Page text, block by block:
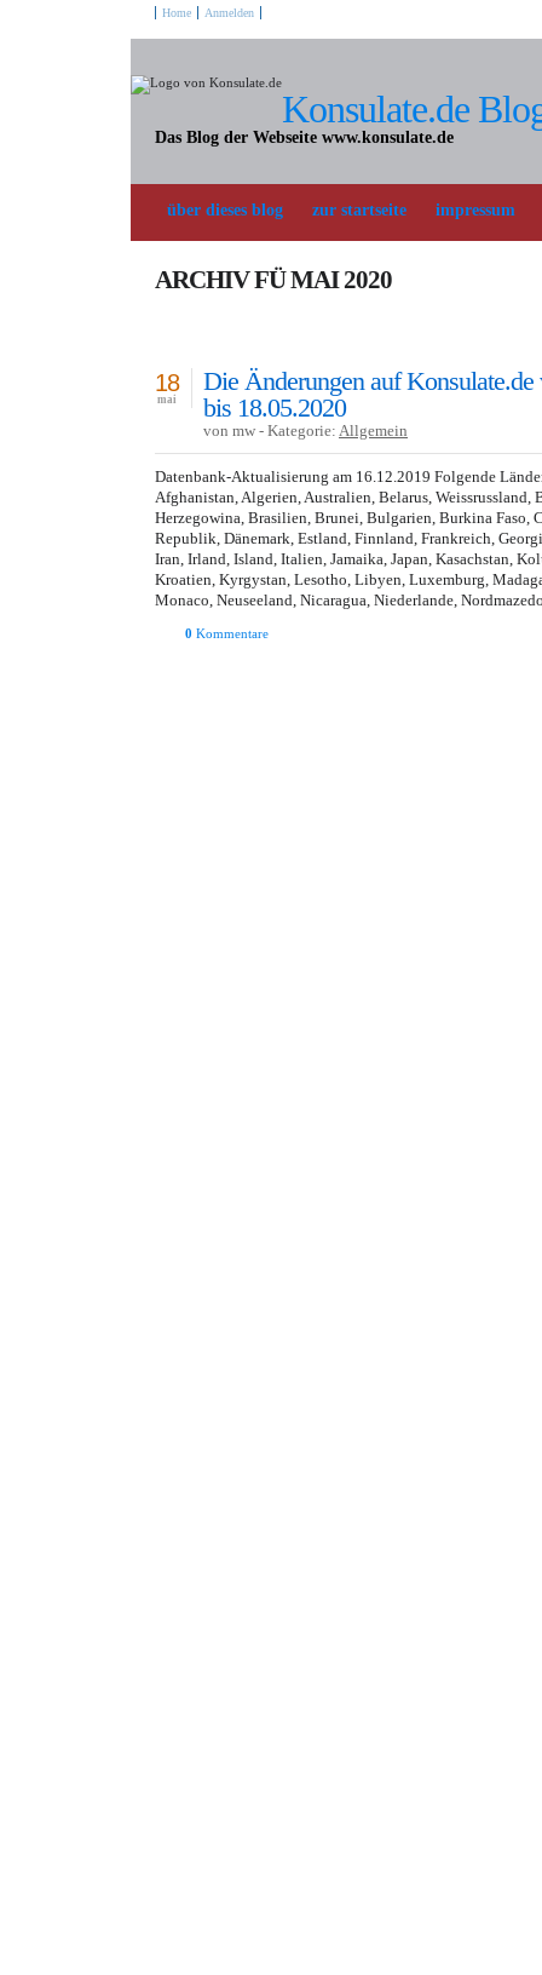
Konsulate.de
Das Blog der Webseite www.konsulate.de
Home Anmelden
über dieses blog zur startseite impressum
ARCHIV FÜ MAI 2020
Die Änderungen auf
bis 18.05.2020
18
mai
von mw - Kategorie: Allgemein
Datenbank-Aktualisierung am 16.12.2019 Folgende
Afghanistan, Algerien, Australien, Belarus,
Herzegowina, Brasilien, Brunei, Bulgarien, Burkina Faso,
Republik, Dänemark, Estland, Finnland, Frankreich,
Iran, Irland, Island, Italien, Jamaika, Japan, Kasachstan,
Kroatien, Kyrgystan, Lesotho, Libyen, Luxemburg,
Monaco, Neuseeland, Nicaragua, Niederlande,
0 Kommentare